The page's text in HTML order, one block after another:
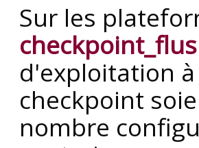
Sur les
d'exploitation
checkpoint
nombre